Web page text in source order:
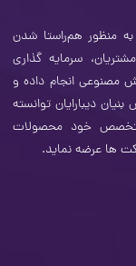
منظور هم‌راستا شدن
سرمایه ‌گذاری
مصنوعی انجام داده و
دیبارایان توانسته
متخصص خود محصولات
­ها عرضه نماید.